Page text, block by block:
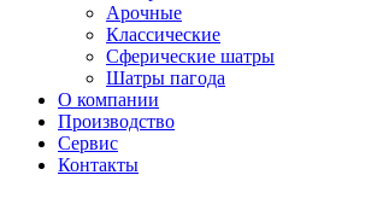
Арочные
Классические
Сферические шатры
Шатры пагода
О компании
Производство
Сервис
Контакты